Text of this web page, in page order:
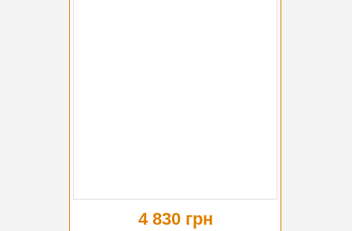
4 830 грн